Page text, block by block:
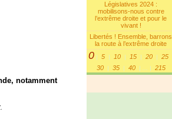
Législatives 2024 :
mobilisons-nous contre
l’extrême droite et pour le
vivant !
Libertés ! Ensemble, barrons
la route à l’extrême droite
0| 5 | 10 | 15 | 20 | 25
30 | 35 | 40 | | 215
notamment